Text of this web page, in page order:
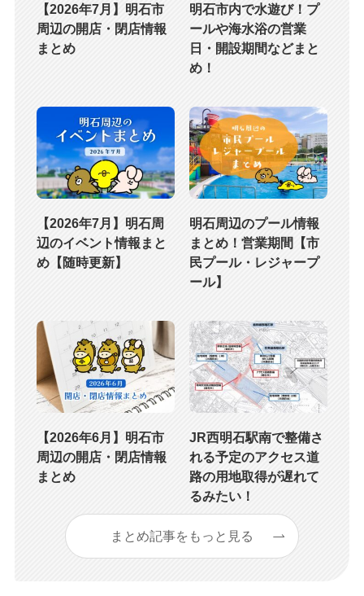
【2026年7月】明石市
周辺の開店・閉店情報
まとめ
明石市内で水遊び！プ
ールや海水浴の営業
日・開設期間などまと
め！
【2026年7月】明石周
辺のイベント情報まと
め【随時更新】
明石周辺のプール情報
まとめ！営業期間【市
民プール・レジャープ
ール】
【2026年6月】明石市
周辺の開店・閉店情報
まとめ
JR西明石駅南で整備さ
れる予定のアクセス道
路の用地取得が遅れて
るみたい！
まとめ記事をもっと見る